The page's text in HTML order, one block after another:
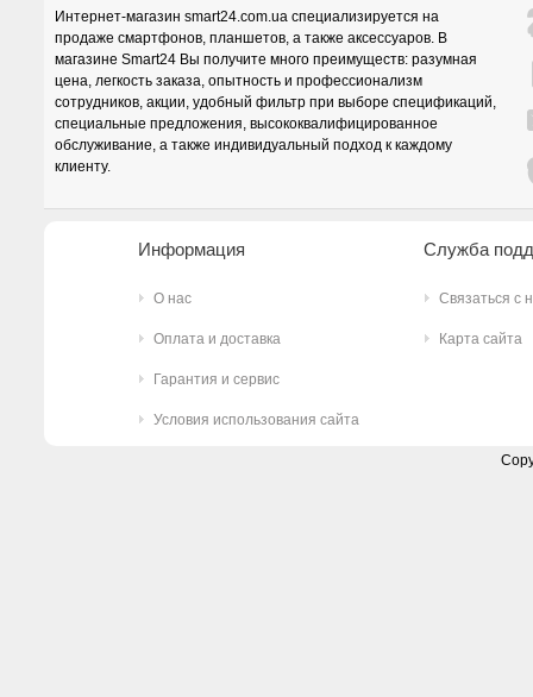
Интернет-магазин smart24.com.ua специализируется на
продаже смартфонов, планшетов, а также аксессуаров. В
магазине Smart24 Вы получите много преимуществ: разумная
цена, легкость заказа, опытность и профессионализм
сотрудников, акции, удобный фильтр при выборе спецификаций,
специальные предложения, высококвалифицированное
обслуживание, а также индивидуальный подход к каждому
клиенту.
Информация
О нас
Оплата и доставка
Гарантия и сервис
Условия использования сайта
Служба
Связаться с
Карта сайта